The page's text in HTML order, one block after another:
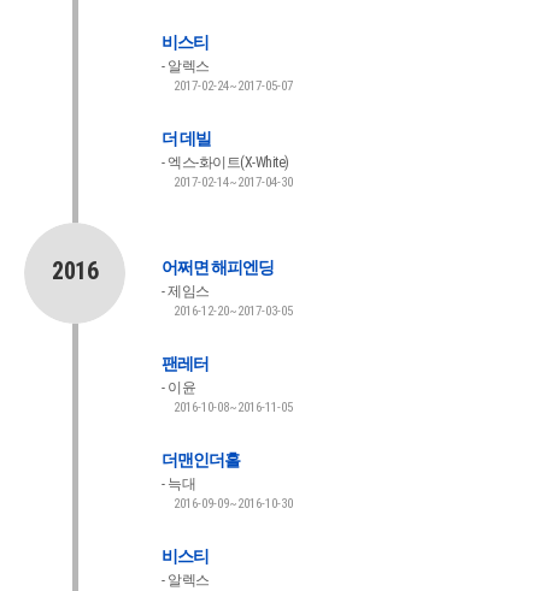
비스티
알렉스
2017-02-24~2017-05-07
더 데빌
엑스-화이트(X-White)
2017-02-14~2017-04-30
2016 어쩌면 해피엔딩
제임스
2016-12-20~2017-03-05
팬레터
이윤
2016-10-08~2016-11-05
더맨인더홀
늑대
2016-09-09~2016-10-30
비스티
알렉스